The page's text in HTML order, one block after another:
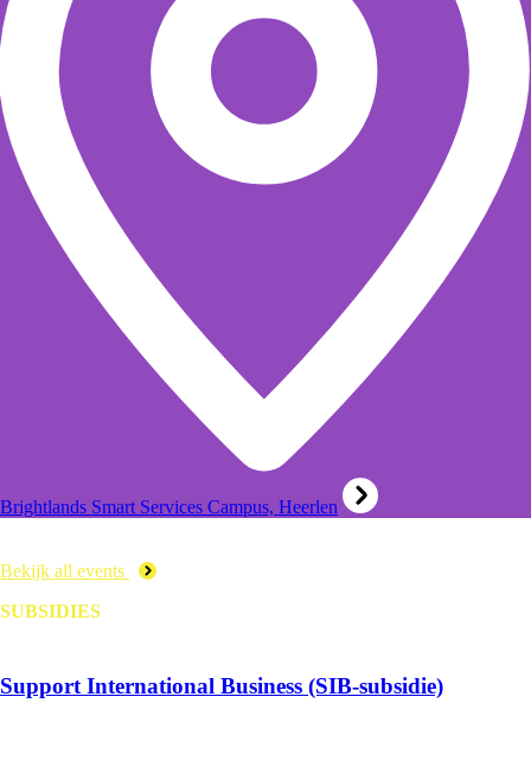
Brightlands Smart Services Campus, Heerlen
Bekijk all events
SUBSIDIES
Support International Business (SIB-subsidie)